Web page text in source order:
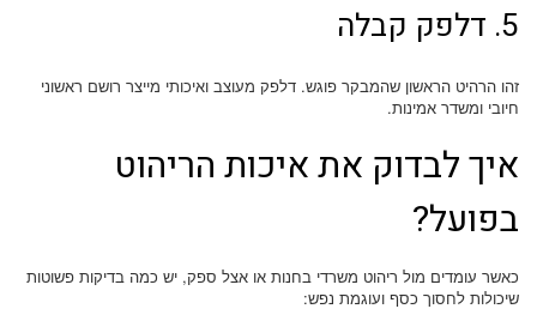
5. דלפק קבלה
זהו הרהיט הראשון שהמבקר פוגש. דלפק מעוצב ואיכותי מייצר רושם ראשוני
חיובי ומשדר אמינות.
איך לבדוק את איכות הריהוט
בפועל?
כאשר עומדים מול ריהוט משרדי בחנות או אצל ספק, יש כמה בדיקות פשוטות
שיכולות לחסוך כסף ועוגמת נפש: